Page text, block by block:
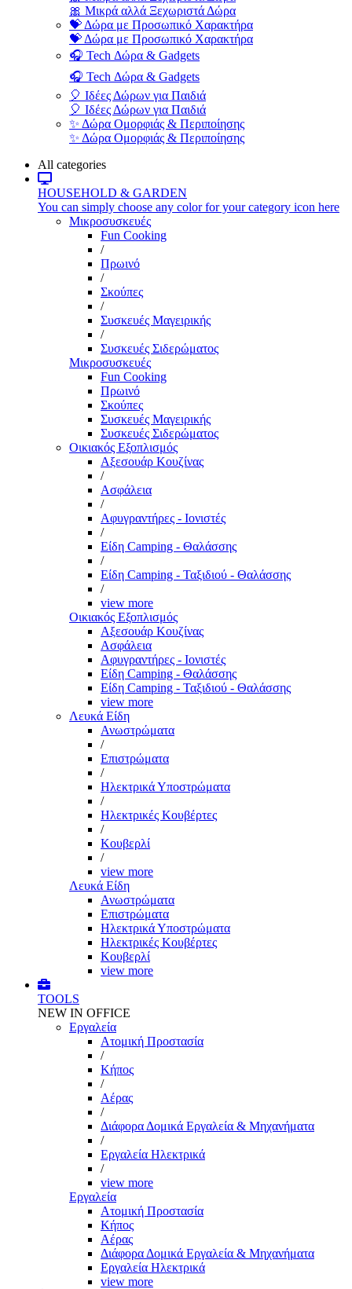
🎀 Μικρά αλλά Ξεχωριστά Δώρα
💝 Δώρα με Προσωπικό Χαρακτήρα
💝 Δώρα με Προσωπικό Χαρακτήρα
🎧 Tech Δώρα & Gadgets
🎧 Tech Δώρα & Gadgets
🎈 Ιδέες Δώρων για Παιδιά
🎈 Ιδέες Δώρων για Παιδιά
✨ Δώρα Ομορφιάς & Περιποίησης
✨ Δώρα Ομορφιάς & Περιποίησης
All categories
HOUSEHOLD & GARDEN
You can simply choose any color for your category icon here
Μικροσυσκευές
Fun Cooking
/
Πρωινό
/
Σκούπες
/
Συσκευές Μαγειρικής
/
Συσκευές Σιδερώματος
Μικροσυσκευές
Fun Cooking
Πρωινό
Σκούπες
Συσκευές Μαγειρικής
Συσκευές Σιδερώματος
Οικιακός Εξοπλισμός
Αξεσουάρ Κουζίνας
/
Ασφάλεια
/
Αφυγραντήρες - Ιονιστές
/
Είδη Camping - Θαλάσσης
/
Είδη Camping - Ταξιδιού - Θαλάσσης
/
view more
Οικιακός Εξοπλισμός
Αξεσουάρ Κουζίνας
Ασφάλεια
Αφυγραντήρες - Ιονιστές
Είδη Camping - Θαλάσσης
Είδη Camping - Ταξιδιού - Θαλάσσης
view more
Λευκά Είδη
Ανωστρώματα
/
Επιστρώματα
/
Ηλεκτρικά Υποστρώματα
/
Ηλεκτρικές Κουβέρτες
/
Κουβερλί
/
view more
Λευκά Είδη
Ανωστρώματα
Επιστρώματα
Ηλεκτρικά Υποστρώματα
Ηλεκτρικές Κουβέρτες
Κουβερλί
view more
TOOLS
NEW IN OFFICE
Εργαλεία
Aτομική Προστασία
/
Kήπος
/
Αέρας
/
Διάφορα Δομικά Εργαλεία & Μηχανήματα
/
Εργαλεία Ηλεκτρικά
/
view more
Εργαλεία
Aτομική Προστασία
Kήπος
Αέρας
Διάφορα Δομικά Εργαλεία & Μηχανήματα
Εργαλεία Ηλεκτρικά
view more